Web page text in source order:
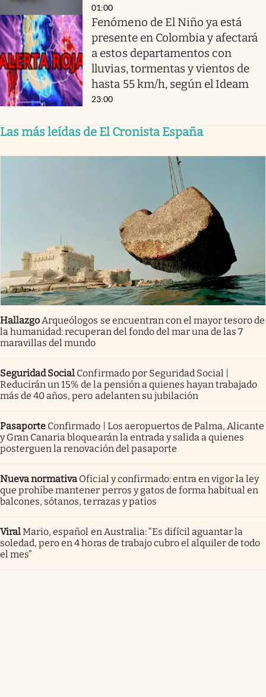
01:00
Fenómeno de El Niño ya está
presente en Colombia y afectará
a estos departamentos con
lluvias, tormentas y vientos de
hasta 55 km/h, según el Ideam
23:00
Las más leídas de El Cronista España
Hallazgo Arqueólogos se encuentran con el mayor tesoro de
la humanidad: recuperan del fondo del mar una de las 7
maravillas del mundo
Seguridad Social Confirmado por Seguridad Social |
Reducirán un 15% de la pensión a quienes hayan trabajado
más de 40 años, pero adelanten su jubilación
Pasaporte Confirmado | Los aeropuertos de Palma, Alicante
y Gran Canaria bloquearán la entrada y salida a quienes
posterguen la renovación del pasaporte
Nueva normativa Oficial y confirmado: entra en vigor la ley
que prohíbe mantener perros y gatos de forma habitual en
balcones, sótanos, terrazas y patios
ViralMario, español en Australia: “Es difícil aguantar la
soledad, pero en 4 horas de trabajo cubro el alquiler de todo
el mes”